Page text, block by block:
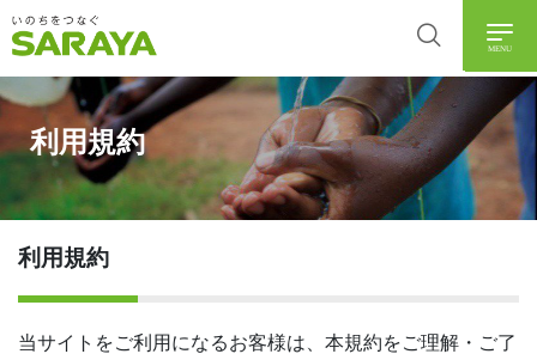
MENU
利用規約
利用規約
当サイトをご利用になるお客様は、本規約をご理解・ご了